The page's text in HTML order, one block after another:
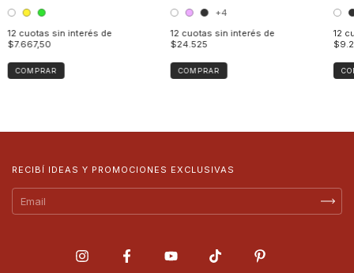
12 cuotas sin interés de
$7.667,50
COMPRAR
+4
12 cuotas sin interés de
$24.525
COMPRAR
12
RECIBÍ IDEAS Y PROMOCIONES EXCLUSIVAS